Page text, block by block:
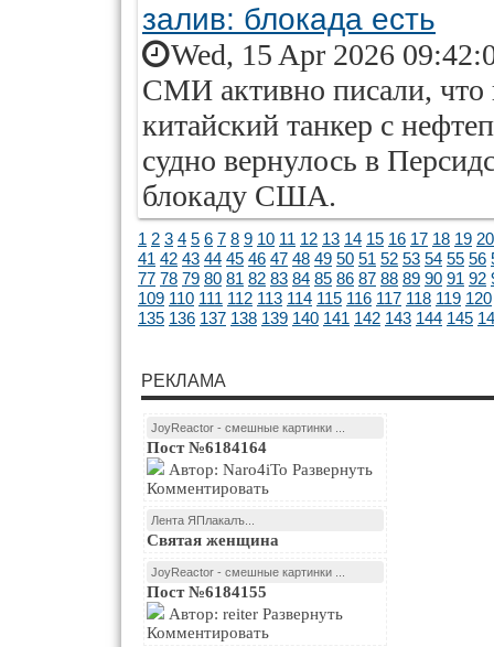
залив: блокада есть
Wed, 15 Apr 2026
СМИ активно писали, что
китайский танкер с
судно вернулось в
блокаду США.
1 2 3 4 5 6 7 8 9 10 11 12 13 14 15 16 17 18 19 20
41 42 43 44 45 46 47 48 49 50 51 52 53 54 55 56
77 78 79 80 81 82 83 84 85 86 87 88 89 90 91 92
109 110 111 112 113 114 115 116 117 118 119 120
135 136 137 138 139 140 141 142 143 144 145
РЕКЛАМА
JoyReactor - смешные картинки ...
Пост №6184164
Комментировать
Лента ЯПлакалъ...
Святая женщина
JoyReactor - смешные картинки ...
Пост №6184155
Комментировать